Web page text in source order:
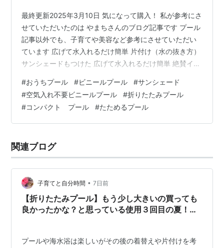
最終更新2025年3月10日 気になって購入！ 私が参考にさ
せていただいたのは やまちさんのブログ記事です プール
記事以外でも、子育てや美容など参考にさせていただい
ています 広げて水入れるだけ簡単 片付け（水の抜き方）
サンシェードもつけた 広げて水入れるだけ簡単 絶賛イヤ
イヤイヤです 息子を少し入れてあげる気が、びしょ濡れ
になったパパです 諦めて娘とプールに入っていました 身
長180㎝のパパも一応入れました パパと入れて大喜びの
娘 片付け（水の抜き方） ※プール内3ヶ所開けると、側
さっと拭…
#おうちプール #ビニールプール #サンシェード
#空気入れ不要ビニールプール #折りたたみプール
#コンパクト プール #たためるプール
関連ブログ
子育てと自分時間 • 7日前
【折りたたみプール】もう少し大きいの買っても
良かったかな？と思っている使用３回目の夏！準
プールや海水浴は楽しいがその後の着替えや片付けを考